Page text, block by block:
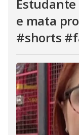
e mata
#shorts